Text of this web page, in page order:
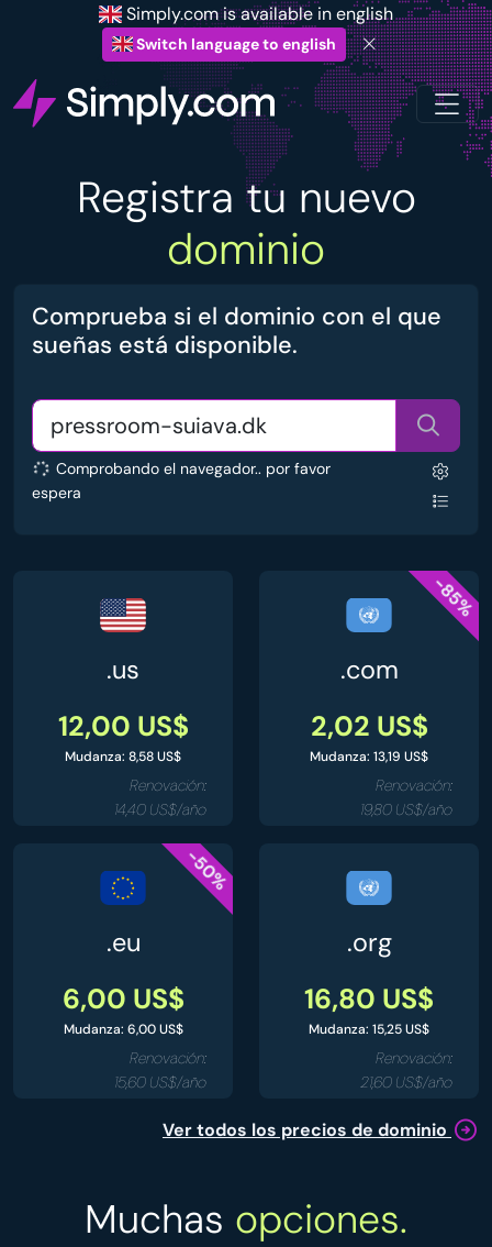
Simply.com is available in english
Switch language to english
Registra tu nuevo
dominio
Comprueba si el dominio con el que
sueñas está disponible.
Comprobando el navegador.. por favor
espera
.us
12,00 US$
Mudanza: 8,58 US$
Renovación:
14,40 US$/año
-85%
.com
2,02 US$
Mudanza: 13,19 US$
Renovación:
19,80 US$/año
-50%
.eu
6,00 US$
Mudanza: 6,00 US$
Renovación:
15,60 US$/año
.org
16,80 US$
Mudanza: 15,25 US$
Renovación:
21,60 US$/año
Ver todos los precios de dominio
Muchas opciones.